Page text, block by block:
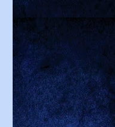
Salidas a terreno mes de